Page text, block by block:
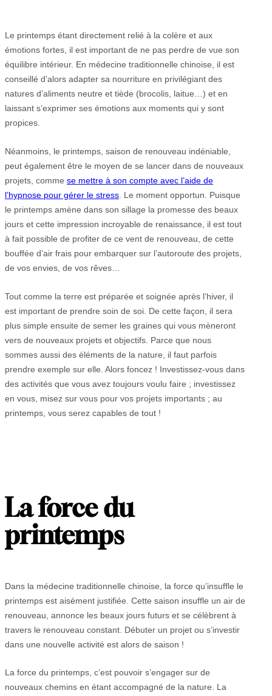
Le printemps étant directement relié à la colère et aux
émotions fortes, il est important de ne pas perdre de vue son
équilibre intérieur. En médecine traditionnelle chinoise, il est
conseillé d’alors adapter sa nourriture en privilégiant des
natures d’aliments neutre et tiède (brocolis, laitue…) et en
laissant s’exprimer ses émotions aux moments qui y sont
propices.
Néanmoins, le printemps, saison de renouveau indéniable,
peut également être le moyen de se lancer dans de nouveaux
projets, comme se mettre à son compte avec l’aide de
l’hypnose pour gérer le stress . Le moment opportun. Puisque
le printemps amène dans son sillage la promesse des beaux
jours et cette impression incroyable de renaissance, il est tout
à fait possible de profiter de ce vent de renouveau, de cette
bouffée d’air frais pour embarquer sur l’autoroute des projets,
de vos envies, de vos rêves…
Tout comme la terre est préparée et soignée après l’hiver, il
est important de prendre soin de soi. De cette façon, il sera
plus simple ensuite de semer les graines qui vous mèneront
vers de nouveaux projets et objectifs. Parce que nous
sommes aussi des éléments de la nature, il faut parfois
prendre exemple sur elle. Alors foncez ! Investissez-vous dans
des activités que vous avez toujours voulu faire ; investissez
en vous, misez sur vous pour vos projets importants ; au
printemps, vous serez capables de tout !
La force du
printemps
Dans la médecine traditionnelle chinoise, la force qu’insuffle le
printemps est aisément justifiée. Cette saison insuffle un air de
renouveau, annonce les beaux jours futurs et se célèbrent à
travers le renouveau constant. Débuter un projet ou s’investir
dans une nouvelle activité est alors de saison !
La force du printemps, c’est pouvoir s’engager sur de
nouveaux chemins en étant accompagné de la nature. La